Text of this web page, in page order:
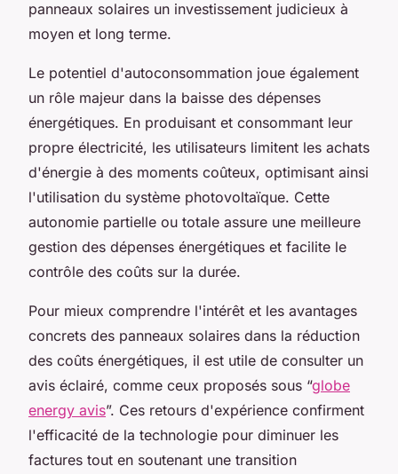
panneaux solaires un investissement judicieux à
moyen et long terme.
Le potentiel d'autoconsommation joue également
un rôle majeur dans la baisse des dépenses
énergétiques. En produisant et consommant leur
propre électricité, les utilisateurs limitent les achats
d'énergie à des moments coûteux, optimisant ainsi
l'utilisation du système photovoltaïque. Cette
autonomie partielle ou totale assure une meilleure
gestion des dépenses énergétiques et facilite le
contrôle des coûts sur la durée.
Pour mieux comprendre l'intérêt et les avantages
concrets des panneaux solaires dans la réduction
des coûts énergétiques, il est utile de consulter un
avis éclairé, comme ceux proposés sous “globe
energy avis”. Ces retours d'expérience confirment
l'efficacité de la technologie pour diminuer les
factures tout en soutenant une transition